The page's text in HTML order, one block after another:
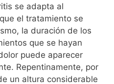
se adapta al
el tratamiento se
la duración de los
que se hayan
puede aparecer
Repentinamente, por
un altura considerable